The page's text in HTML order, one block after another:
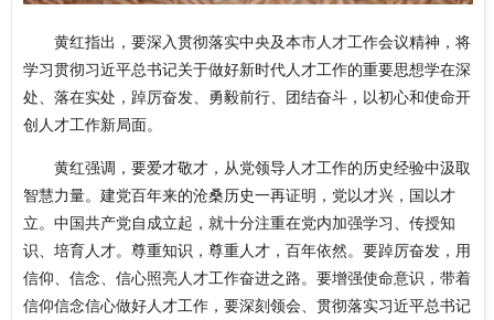
黄红指出，要深入贯彻落实中央及本市人才工作会议精神，将
学习贯彻习近平总书记关于做好新时代人才工作的重要思想学在深
处、落在实处，踔厉奋发、勇毅前行、团结奋斗，以初心和使命开
创人才工作新局面。
黄红强调，要爱才敬才，从党领导人才工作的历史经验中汲取
智慧力量。建党百年来的沧桑历史一再证明，党以才兴，国以才
立。中国共产党自成立起，就十分注重在党内加强学习、传授知
识、培育人才。尊重知识，尊重人才，百年依然。要踔厉奋发，用
信仰、信念、信心照亮人才工作奋进之路。要增强使命意识，带着
信仰信念信心做好人才工作，要深刻领会、贯彻落实习近平总书记